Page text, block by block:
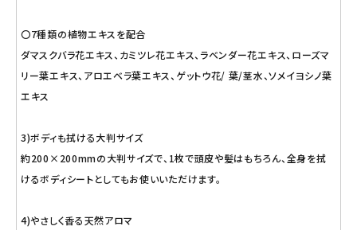
〇7種類の植物エキスを配合
ダマスクバラ花エキス、カミツレ花エキス、ラベンダー花エキス、ローズマ
リー葉エキス、アロエベラ葉エキス、ゲットウ花/ 葉/茎水、ソメイヨシノ葉
エキス
3)ボディも拭ける大判サイズ
約200×200mmの大判サイズで、1枚で頭皮や髪はもちろん、全身を拭
けるボディシートとしてもお使いいただけます。
4)やさしく香る天然アロマ